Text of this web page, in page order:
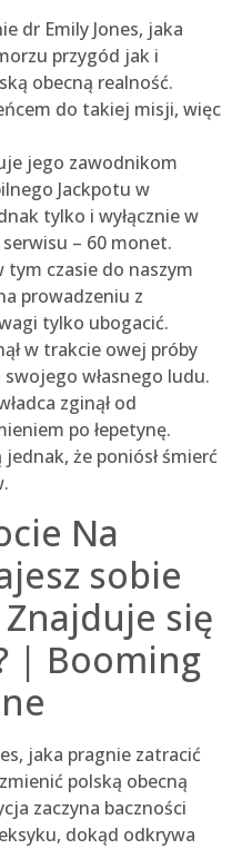
dr Emily Jones, jaka
przygód jak i
obecną realność.
do takiej misji, więc
jego zawodnikom
Jackpotu w
tylko i wyłącznie w
– 60 monet.
tym czasie do naszym
prowadzeniu z
tylko ubogacić.
w trakcie owej próby
własnego ludu.
zginął od
po łepetynę.
że poniósł śmierć
Na
sobie
się
| Booming
jaka pragnie zatracić
polską obecną
zaczyna baczności
dokąd odkrywa